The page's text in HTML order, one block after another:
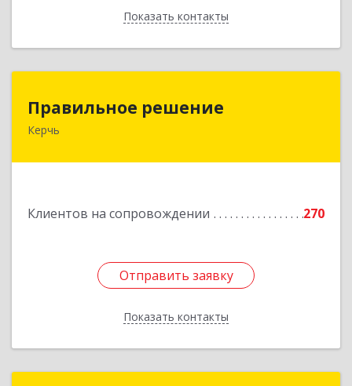
Показать контакты
Назад
Правильное решение
Керчь
Клиентов на сопровождении 270
Отправить заявку
Показать контакты
298330, Крым Респ, Керчь г, Адмиралтейский
Отправить заявку
Назад